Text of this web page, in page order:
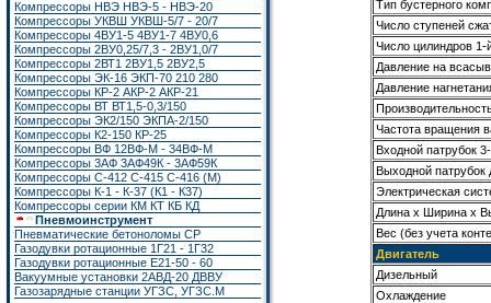
Компрессоры НВЭ НВЭ-5 - НВЭ-20
Компрессоры УКВШ УКВШ-5/7 - 20/7
Компрессоры 4ВУ1-5 4ВУ1-7 4ВУ0,6
Компрессоры 2ВУ0,25/7,3 - 2ВУ1,0/7
Компрессоры 2ВТ1 2ВУ1,5 2ВУ2,5
Компрессоры ЭК-16 ЭКП-70 210 280
Компрессоры КР-2 АКР-2 АКР-21
Компрессоры ВТ ВТ1,5-0,3/150
Компрессоры ЭК2/150 ЭКПА-2/150
Компрессоры К2-150 КР-25
Компрессоры ВФ 12ВФ-М - 34ВФ-М
Компрессоры 3АФ 3АФ49К - 3АФ59К
Компрессоры С-412 С-415 С-416 (М)
Компрессоры К-1 - К-37 (К1 - К37)
Компрессоры серии КМ КТ КБ КД
Пневмоинструмент
Пневматические бетоноломы CP
Газодувки ротационные 1Г21 - 1Г32
Газодувки ротационные Е21-50 - 60
Вакуумные установки 2АВД-20 ДВВУ
Газозарядные станции УГЗС, УГЗС.М
Тип бустерного
Число ступеней
Число цилиндров 1-
Давление на
Давление
Частота вращения
Входной патрубок
Выходной
Электрическая
Длина х Ширина х
Вес (без учета
Двигатель
Дизельный
Охлаждение